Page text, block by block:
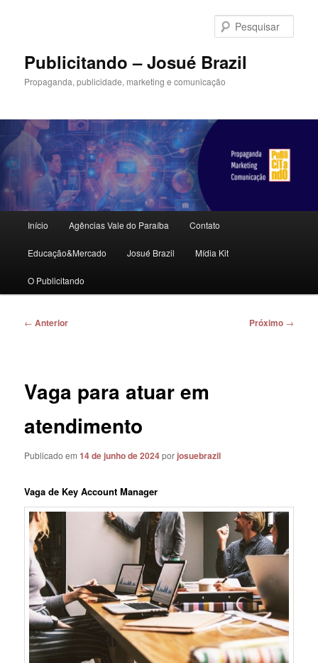
principalPublicitando – Josué Brazil
Propaganda, publicidade, marketing e comunicação
principal
Início Agências Vale do Paraíba Contato
Educação&Mercado Josué Brazil Mídia Kit
O Publicitando
Navegação
← Anterior Próximo →
Vaga para atuar em
atendimento
Publicado em14 de junho de 2024porjosuebrazil
Vaga de Key Account Manager